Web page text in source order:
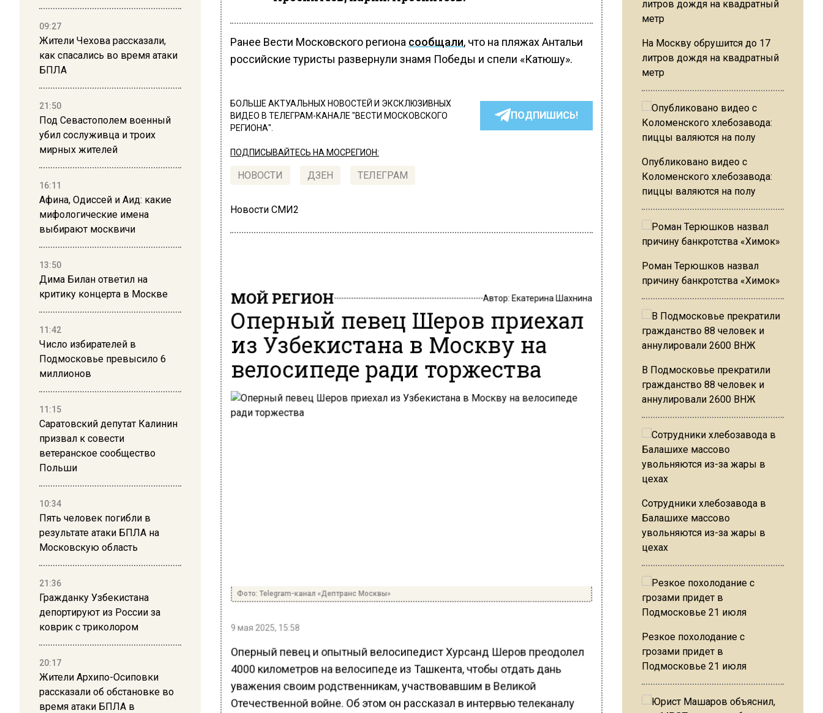
09:27
Жители Чехова рассказали,
как спасались во время атаки
БПЛА
21:50
Под Севастополем военный
убил сослуживца и троих
мирных жителей
16:11
Афина, Одиссей и Аид: какие
мифологические имена
выбирают москвичи
13:50
Дима Билан ответил на
критику концерта в Москве
11:42
Число избирателей в
Подмосковье превысило 6
миллионов
11:15
Саратовский депутат Калинин
призвал к совести
ветеранское сообщество
Польши
10:34
Пять человек погибли в
результате атаки БПЛА на
Московскую область
21:36
Гражданку Узбекистана
депортируют из России за
коврик с триколором
20:17
Жители Архипо-Осиповки
рассказали об обстановке во
время атаки БПЛА в
Ранее Вести Московского региона сообщали, что на пляжах Антальи
российские туристы развернули знамя Победы и спели «Катюшу».
БОЛЬШЕ АКТУАЛЬНЫХ НОВОСТЕЙ И ЭКСКЛЮЗИВНЫХ
ВИДЕО В ТЕЛЕГРАМ-КАНАЛЕ "ВЕСТИ МОСКОВСКОГО
РЕГИОНА".
ПОДПИШИСЬ!
ПОДПИСЫВАЙТЕСЬ НА МОСРЕГИОН:
НОВОСТИ ДЗЕН ТЕЛЕГРАМ
Новости СМИ2
МОЙ РЕГИОН Автор: Екатерина Шахнина
Оперный певец Шеров приехал
из Узбекистана в Москву на
велосипеде ради торжества
Фото: Telegram-канал «Дептранс Москвы»
9 мая 2025, 15:58
Оперный певец и опытный велосипедист Хурсанд Шеров преодолел
4000 километров на велосипеде из Ташкента, чтобы отдать дань
уважения своим родственникам, участвовавшим в Великой
Отечественной войне. Об этом он рассказал в интервью телеканалу
На Москву обрушится до 17
литров дождя на квадратный
метр
Опубликовано видео с
Коломенского хлебозавода:
пиццы валяются на полу
Роман Терюшков назвал
причину банкротства «Химок»
В Подмосковье прекратили
гражданство 88 человек и
аннулировали 2600 ВНЖ
Сотрудники хлебозавода в
Балашихе массово
увольняются из-за жары в
цехах
Резкое похолодание с
грозами придет в
Подмосковье 21 июля